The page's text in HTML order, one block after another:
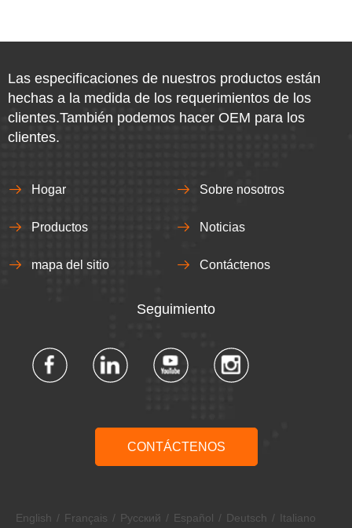
Las especificaciones de nuestros productos están
hechas a la medida de los requerimientos de los
clientes.También podemos hacer OEM para los
clientes.
Hogar Sobre nosotros
Productos Noticias
mapa del sitio Contáctenos
Seguimiento​​​​​​​
CONTÁCTENOS
English / Français / Pусский / Español / Deutsch / Italiano